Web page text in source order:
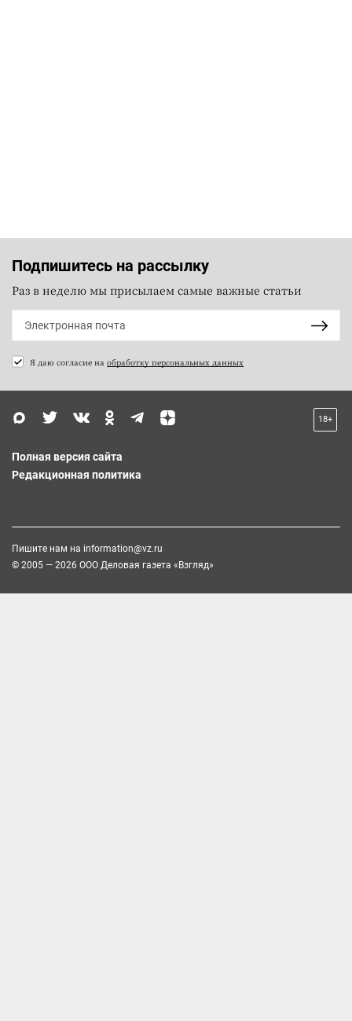
Подпишитесь на рассылку
Раз в неделю мы присылаем самые важные статьи
Я даю согласие на обработку персональных данных
18+
Полная версия сайта
Редакционная политика
Пишите нам на information@vz.ru
© 2005 — 2026 ООО Деловая газета «Взгляд»